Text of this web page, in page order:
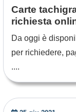
Carte
richiesta
Da oggi è
per richiedere,
....